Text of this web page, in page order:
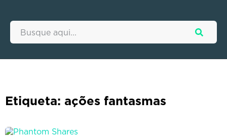
Etiqueta: ações fantasmas